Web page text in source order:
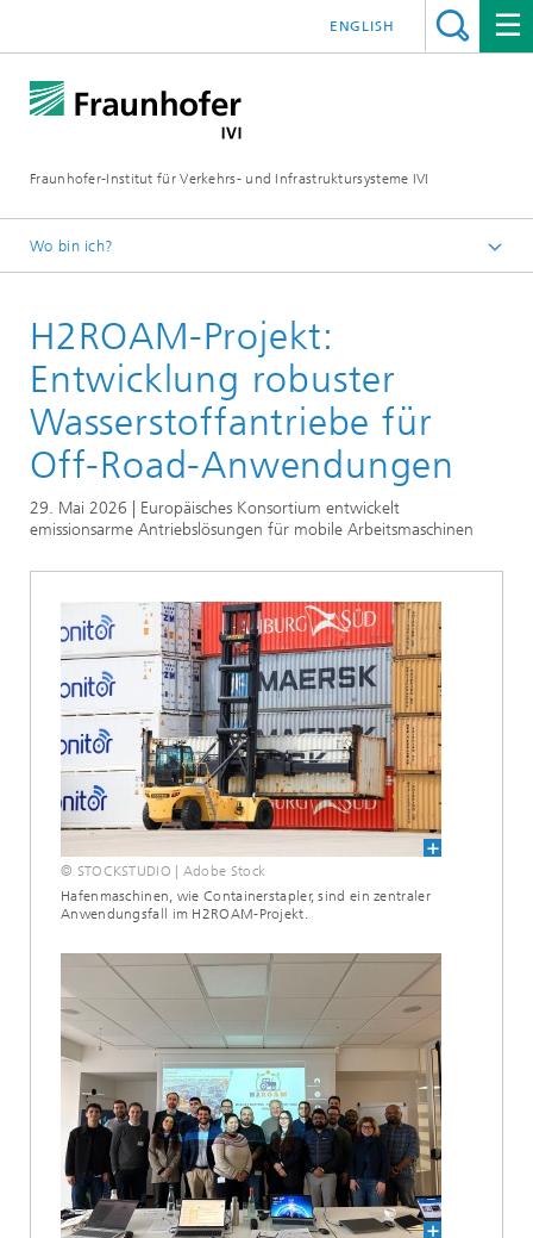
Fraunhofer-Institut für Verkehrs- und Infrastruktursysteme IVI
ENGLISH
Wo bin ich?
News
H2ROAM-Projekt:
Entwicklung robuster
Wasserstoffantriebe für
Off-Road-Anwendungen
29. Mai 2026 | Europäisches Konsortium entwickelt
emissionsarme Antriebslösungen für mobile Arbeitsmaschinen
© STOCKSTUDIO | Adobe Stock
Hafenmaschinen, wie Containerstapler, sind ein zentraler
Anwendungsfall im H2ROAM-Projekt.